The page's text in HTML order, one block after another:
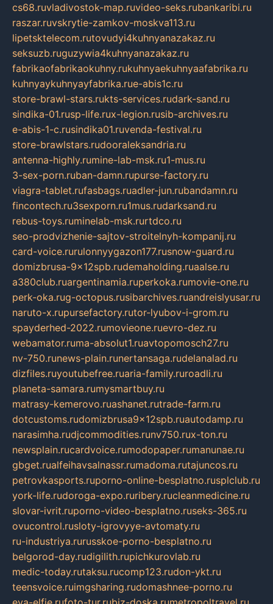
cs68.ruvladivostok-map.ruvideo-seks.rubankaribi.ru
raszar.ruvskrytie-zamkov-moskva113.ru
lipetsktelecom.rutovudyi4kuhnyanazakaz.ru
seksuzb.ruguzywia4kuhnyanazakaz.ru
fabrikaofabrikaokuhny.rukuhnyaekuhnyaafabrika.ru
kuhnyaykuhnyayfabrika.rue-abis1c.ru
store-brawl-stars.rukts-services.rudark-sand.ru
sindika-01.rusp-life.rux-legion.rusib-archives.ru
e-abis-1-c.rusindika01.ruvenda-festival.ru
store-brawlstars.rudooraleksandria.ru
antenna-highly.rumine-lab-msk.ru1-mus.ru
3-sex-porn.ruban-damn.rupurse-factory.ru
viagra-tablet.rufasbags.ruadler-jun.rubandamn.ru
fincontech.ru3sexporn.ru1mus.rudarksand.ru
rebus-toys.ruminelab-msk.rurtdco.ru
seo-prodvizhenie-sajtov-stroitelnyh-kompanij.ru
card-voice.rurulonnyygazon177.rusnow-guard.ru
domizbrusa-9x12spb.rudemaholding.ruaalse.ru
a380club.ruargentinamia.ruperkoka.rumovie-one.ru
perk-oka.rug-octopus.rusibarchives.ruandreislyusar.ru
naruto-x.rupursefactory.rutor-lyubov-i-grom.ru
spayderhed-2022.rumovieone.ruevro-dez.ru
webamator.ruma-absolut1.ruavtopomosch27.ru
nv-750.runews-plain.runertansaga.rudelanalad.ru
dizfiles.ruyoutubefree.ruaria-family.ruroadli.ru
planeta-samara.rumysmartbuy.ru
matrasy-kemerovo.ruashanet.rutrade-farm.ru
dotcustoms.rudomizbrusa9x12spb.ruautodamp.ru
narasimha.rudjcommodities.runv750.rux-ton.ru
newsplain.rucardvoice.rumodopaper.rumanunae.ru
gbget.rualfeihavsalnassr.rumadoma.rutajuncos.ru
petrovkasports.ruporno-online-besplatno.rusplclub.ru
york-life.rudoroga-expo.ruribery.rucleanmedicine.ru
slovar-ivrit.ruporno-video-besplatno.ruseks-365.ru
ovucontrol.rusloty-igrovyye-avtomaty.ru
ru-industriya.rurusskoe-porno-besplatno.ru
belgorod-day.rudigilith.rupichkurovlab.ru
medic-today.rutaksu.rucomp123.rudon-ykt.ru
teensvoice.ruimgsharing.rudomashnee-porno.ru